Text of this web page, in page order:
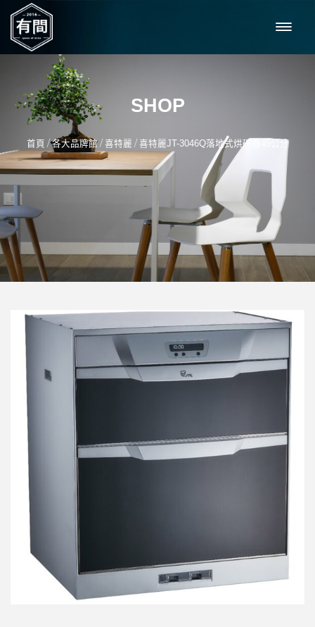
SHOP
首頁 /各大品牌館/ 喜特麗 / 喜特麗JT-3046Q落地式烘碗機45公分